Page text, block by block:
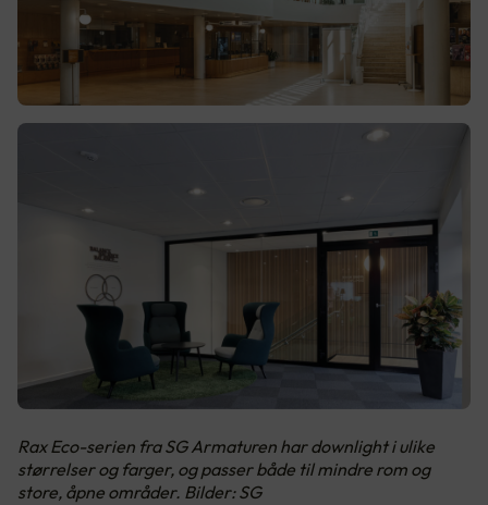
Rax Eco-serien fra SG Armaturen har downlight i ulike
størrelser og farger, og passer både til mindre rom og
store, åpne områder. Bilder: SG